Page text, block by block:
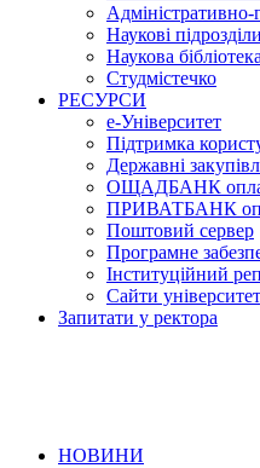
Адміністративно-
Наукові підрозділи
Наукова бібліотека
Студмістечко
РЕСУРСИ
е-Університет
Підтримка
Державні
ОЩАДБАНК
ПРИВАТБАНК
Поштовий сервер
Програмне
Інституційний
Сайти
Запитати у ректора
НОВИНИ